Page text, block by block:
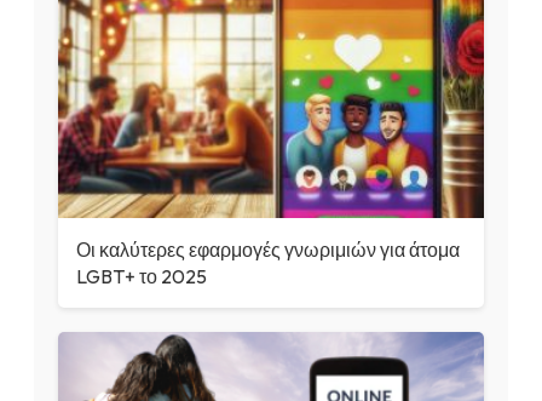
Οι καλύτερες εφαρμογές γνωριμιών για άτομα
LGBT+ το 2025